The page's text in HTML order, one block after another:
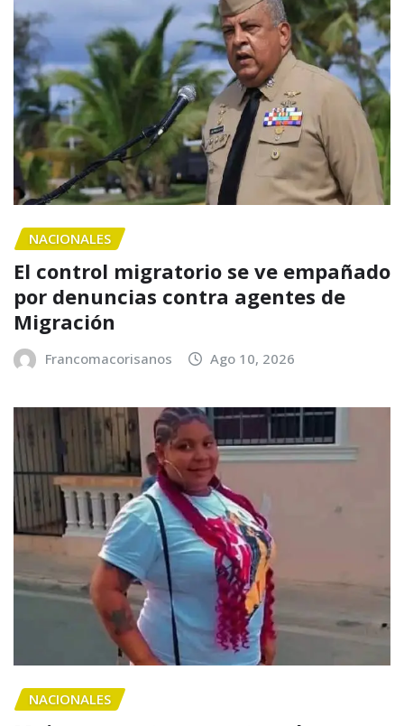
NACIONALES
El control migratorio se ve empañado
por denuncias contra agentes de
Migración
Francomacorisanos Ago 10, 2026
NACIONALES